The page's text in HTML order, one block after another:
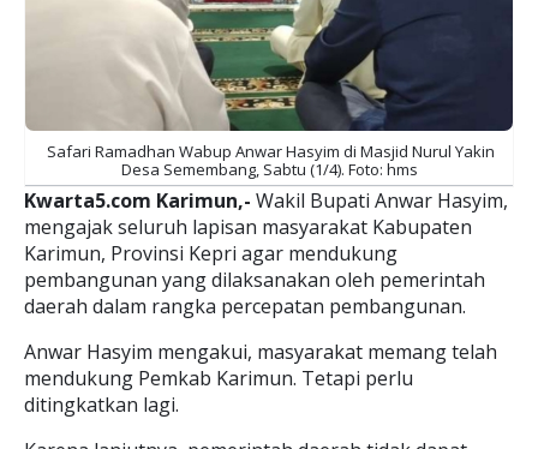
Safari Ramadhan Wabup Anwar Hasyim di Masjid Nurul Yakin
Desa Semembang, Sabtu (1/4). Foto: hms
Kwarta5.com Karimun,- Wakil Bupati Anwar Hasyim,
mengajak seluruh lapisan masyarakat Kabupaten
Karimun, Provinsi Kepri agar mendukung
pembangunan yang dilaksanakan oleh pemerintah
daerah dalam rangka percepatan pembangunan.
Anwar Hasyim mengakui, masyarakat memang telah
mendukung Pemkab Karimun. Tetapi perlu
ditingkatkan lagi.